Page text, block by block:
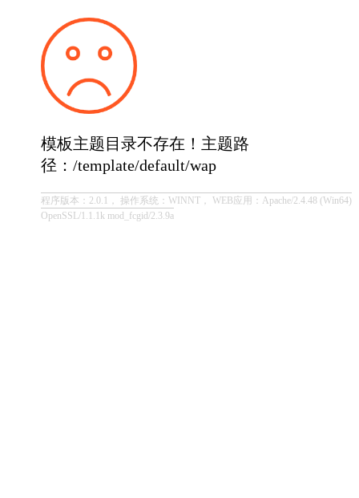
模板主题目录不存在！主题路
径：/template/default/wap
程序版本：2.0.1， 操作系统：WINNT， WEB应用：Apache/2.4.48 (Win64)
OpenSSL/1.1.1k mod_fcgid/2.3.9a